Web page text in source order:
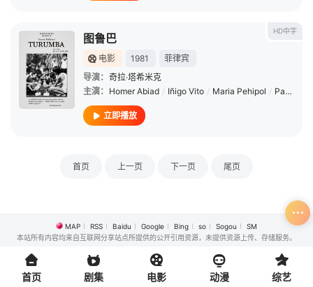
HD中字
图鲁巴
电影 1981
菲律宾
导演： 奇拉·塔希米克
主演： Homer Abiad / Iñigo Vito / Maria Pehipol / Patricio Abari
立即播放
首页 上一页 下一页 尾页
MAP RSS Baidu Google Bing so Sogou
SM
本站所有内容均来自互联网分享站点所提供的公开引用资源，未提供资源上传、存储服务。
首页 剧集 电影 动漫 综艺